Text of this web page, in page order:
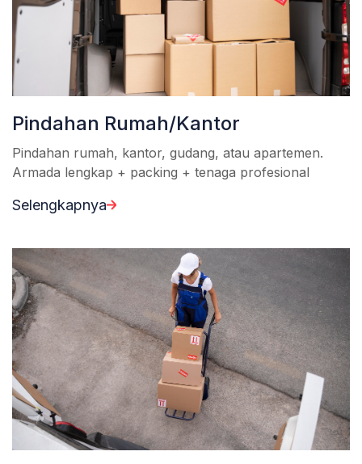
Pindahan Rumah/Kantor
Pindahan rumah, kantor, gudang, atau apartemen.
Armada lengkap + packing + tenaga profesional
Selengkapnya